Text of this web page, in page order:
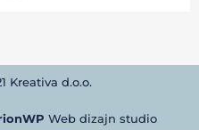
Kreativa d.o.o.
Web dizajn studio